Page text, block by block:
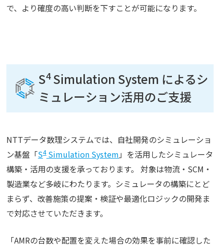
で、より確度の高い判断を下すことが可能になります。
S4Simulation System によるシ
ミュレーション活用のご支援
NTTデータ数理システムでは、自社開発のシミュレーショ
ン基盤「S4Simulation System 」を活用したシミュレータ
構築・活用の支援を承っております。 対象は物流・SCM・
製造業など多岐にわたります。シミュレータの構築にとど
まらず、改善施策の提案・検証や最適化ロジックの開発ま
で対応させていただきます。
「AMRの台数や配置を変えた場合の効果を事前に確認した